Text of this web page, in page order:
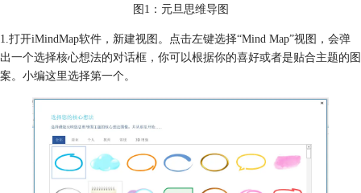
图1：元旦思维导图
1.打开iMindMap软件，新建视图。点击左键选择“Mind Map”视图，会弹
出一个选择核心想法的对话框，你可以根据你的喜好或者是贴合主题的图
案。小编这里选择第一个。